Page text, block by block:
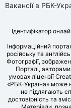
Вакансії в РБК-
Ідентифікатор
Інформаційний
російську та
Фотографії,
Порталі,
умовах ліцензії
«РБК-Україна» може
не підлягають
достовірність та